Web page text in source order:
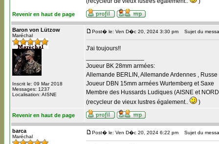
Revenir en haut de page
Baron von Lützow
Maréchal
Inscrit le: 09 Mar 2018
Messages: 1237
Localisation: AISNE
Post� le: Ven D�c 20, 2024 3:30 pm Sujet du
J'ai toujours!!
Joueur BK 28mm armées:
Allemande BERLIN, Allemande Ardennes ,
Joueur DBN 15mm armées Wurtemberg et Saxe
Membre des Hussards Ludiques (AISNE et
(recycleur de vieux lustres également..
)
Revenir en haut de page
barca
Maréchal
Post� le: Ven D�c 20, 2024 6:22 pm Sujet du